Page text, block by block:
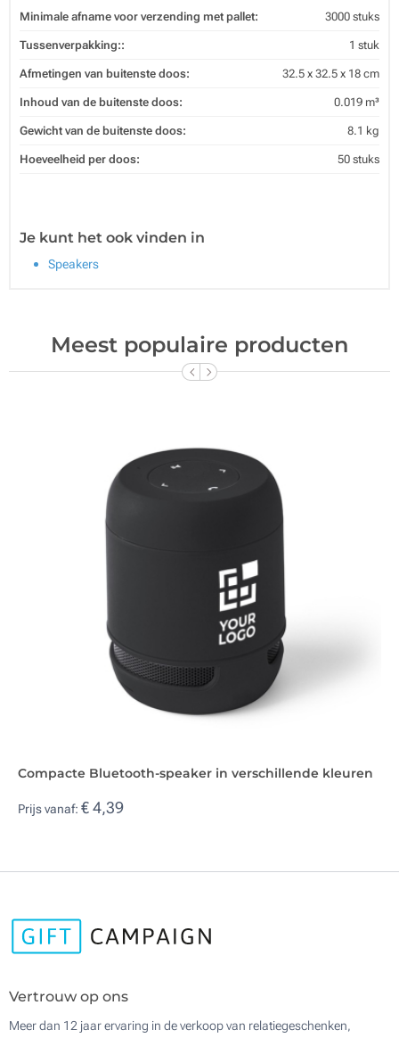
Minimale afname voor verzending met pallet: 3000 stuks
Tussenverpakking:: 1 stuk
Afmetingen van buitenste doos: 32.5 x 32.5 x 18 cm
Inhoud van de buitenste doos: 0.019 m³
Gewicht van de buitenste doos: 8.1 kg
Hoeveelheid per doos: 50 stuks
Je kunt het ook vinden in
Speakers
Meest populaire producten
Compacte Bluetooth-speaker in verschillende kleuren
Prijs vanaf: € 4,39
Vertrouw op ons
Meer dan 12 jaar ervaring in de verkoop van relatiegeschenken,